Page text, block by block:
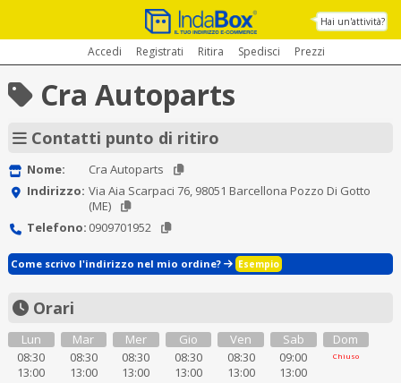
Hai un'attività?
Accedi Registrati Ritira Spedisci Prezzi
Cra Autoparts
Contatti punto di ritiro
Nome:
Cra Autoparts
Indirizzo: Via Aia Scarpaci 76, 98051 Barcellona Pozzo Di Gotto
(ME)
Telefono: 0909701952
Come scrivo l'indirizzo nel mio ordine? Esempio
Orari
Lun
08:30
13:00
Mar
08:30
13:00
Mer
08:30
13:00
Gio
08:30
13:00
Ven
08:30
13:00
Sab
09:00
13:00
Dom
Chiuso